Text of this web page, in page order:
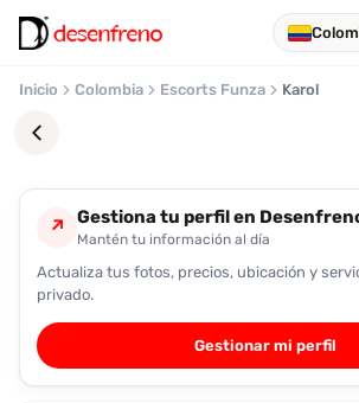
Inicio Colombia Escorts Funza Karol
Favoritos
Pronto
podrás
registrarte
↗ Gestiona tu perfil en
Mantén tu información al día
Actualiza tus fotos, precios, ubicación y
privado.
Gestionar mi perfil